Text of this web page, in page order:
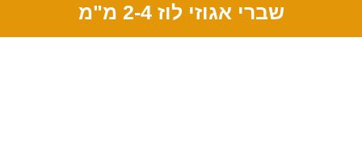
שברי אגוזי לוז 2-4 מ"מ